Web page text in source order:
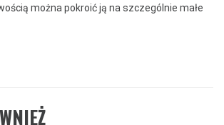
można pokroić ją na szczególnie małe